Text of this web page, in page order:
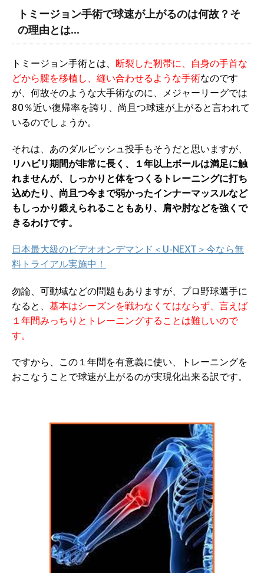
トミージョン手術で球速が上がるのは何故？そ
の理由とは…
トミージョン手術とは、 断裂した靭帯に、自身の手首な
どから腱を移植し、縫い合わせるような手術なのです
が、何故そのような大手術なのに、メジャーリーグでは
80％近い復帰率を誇り、尚且つ球速が上がると言われて
いるのでしょうか。
それは、あのダルビッシュ投手もそうだと思いますが、
リハビリ期間が非常に長く、１年以上ボールは満足に触
れませんが、しっかりと体をつくるトレーニングに打ち
込めたり、尚且つ今まで弱かったインナーマッスルなど
もしっかり鍛えられることもあり、肩や肘などを強くで
きるわけです。
日本最大級のビデオオンデマンド＜U-NEXT＞今なら無
料トライアル実施中！
勿論、可動域などの問題もありますが、プロ野球選手に
なると、 基本はシーズンを戦わなくてはならず、言えば
１年間みっちりとトレーニングすることは難しいので
す。
ですから、この１年間を有意義に使い、トレーニングを
おこなうことで球速が上がるのが実現化出来る訳です。